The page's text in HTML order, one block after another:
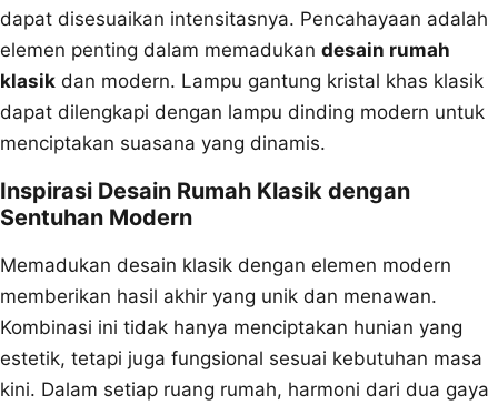
dapat disesuaikan intensitasnya. Pencahayaan adalah
elemen penting dalam memadukan desain rumah
klasik dan modern. Lampu gantung kristal khas klasik
dapat dilengkapi dengan lampu dinding modern untuk
menciptakan suasana yang dinamis.
Inspirasi Desain Rumah Klasik dengan
Sentuhan Modern
Memadukan desain klasik dengan elemen modern
memberikan hasil akhir yang unik dan menawan.
Kombinasi ini tidak hanya menciptakan hunian yang
estetik, tetapi juga fungsional sesuai kebutuhan masa
kini. Dalam setiap ruang rumah, harmoni dari dua gaya